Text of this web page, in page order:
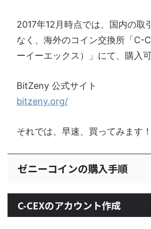
2017年12月時点では、国内の取
なく、海外のコイン交換所「C-
ーイーエックス）」にて、購入可
BitZeny 公式サイト
bitzeny.org/
それでは、早速、買ってみます！
ゼニーコインの購入手順
C-CEXのアカウント作成